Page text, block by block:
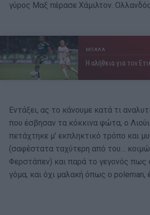
γύρος Μαξ πέρασε Χάμιλτον.
ΜΠΑΛΑ
Η αλήθεια για τον
Εντάξει, ας το κάνουμε κατά τι
που έσβησαν τα κόκκινα φώτα, ο
πετάχτηκε μ’ εκπληκτικό τρόπο και
(σαφέστατα ταχύτερη από του…
Φερστάπεν) και παρά το γεγονός πως
γόμα, και όχι μαλακή όπως ο poleman,